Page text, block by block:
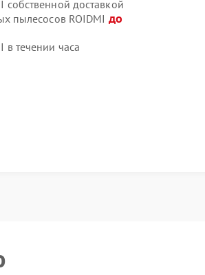
собственной доставкой
пылесосов ROIDMI до
течении часа